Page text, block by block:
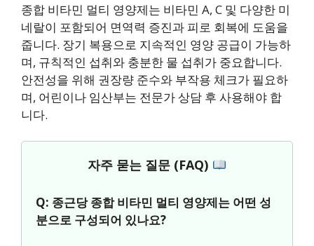
종합 비타민 멀티 영양제는 비타민 A, C 및 다양한 미
네랄이 포함되어 면역력 증진과 피로 회복에 도움을
줍니다. 장기 복용으로 지속적인 영양 공급이 가능하
며, 규칙적인 섭취와 충분한 물 섭취가 중요합니다.
안전성을 위해 권장량 준수와 부작용 체크가 필요하
며, 어린이나 임산부는 전문가 상담 후 사용해야 합
니다.
자주 묻는 질문 (FAQ)
Q: 종근당 종합 비타민 멀티 영양제는 어떤 성
분으로 구성되어 있나요?